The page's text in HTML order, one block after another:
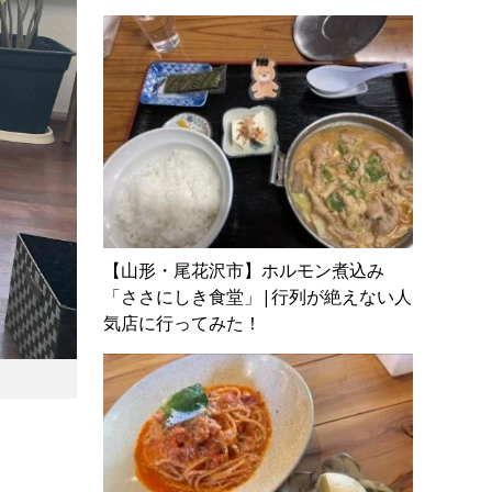
【山形・尾花沢市】ホルモン煮込み
「ささにしき食堂」|行列が絶えない人
気店に行ってみた！